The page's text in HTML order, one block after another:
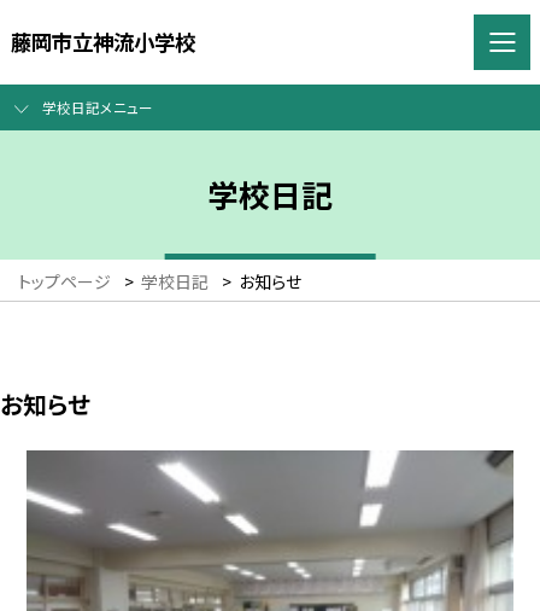
藤岡市立神流小学校
学校日記メニュー
学校日記
トップページ > 学校日記 > お知らせ
お知らせ